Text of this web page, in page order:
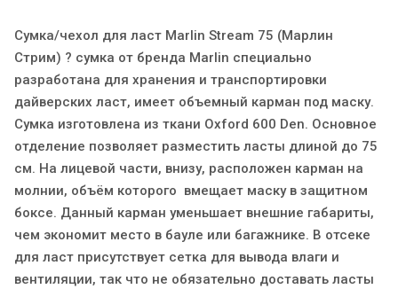
Сумка/чехол для ласт Marlin Stream 75 (Марлин
Стрим) ? сумка от бренда Marlin специально
разработана для хранения и транспортировки
дайверских ласт, имеет объемный карман под маску.
Сумка изготовлена из ткани Oxford 600 Den. Основное
отделение позволяет разместить ласты длиной до 75
см. На лицевой части, внизу, расположен карман на
молнии, объём которого вмещает маску в защитном
боксе. Данный карман уменьшает внешние габариты,
чем экономит место в бауле или багажнике. В отсеке
для ласт присутствует сетка для вывода влаги и
вентиляции, так что не обязательно доставать ласты